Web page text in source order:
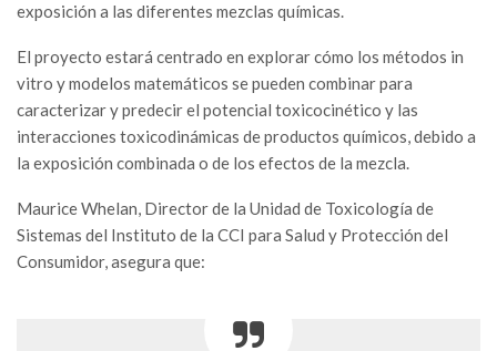
exposición a las diferentes mezclas químicas.
El proyecto estará centrado en explorar cómo los métodos in
vitro y modelos matemáticos se pueden combinar para
caracterizar y predecir el potencial toxicocinético y las
interacciones toxicodinámicas de productos químicos, debido a
la exposición combinada o de los efectos de la mezcla.
Maurice Whelan, Director de la Unidad de Toxicología de
Sistemas del Instituto de la CCI para Salud y Protección del
Consumidor, asegura que: